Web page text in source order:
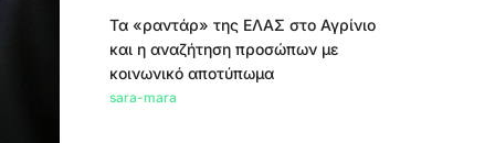
Τα «ραντάρ» της ΕΛΑΣ στο Αγρίνιο
και η αναζήτηση προσώπων με
κοινωνικό αποτύπωμα
sara-mara